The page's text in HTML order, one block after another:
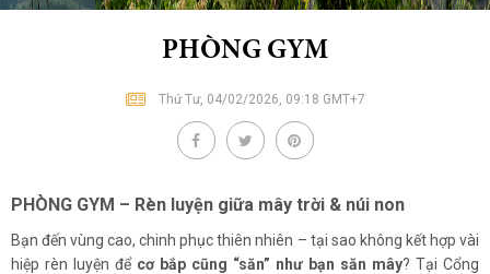
PHÒNG GYM
Thứ Tư, 04/02/2026, 09:18 GMT+7
PHÒNG GYM – Rèn luyện giữa mây trời & núi non
Bạn đến vùng cao, chinh phục thiên nhiên – tại sao không kết hợp vài
hiệp rèn luyện để cơ bắp cũng “săn” như bạn săn mây? Tại Cổng